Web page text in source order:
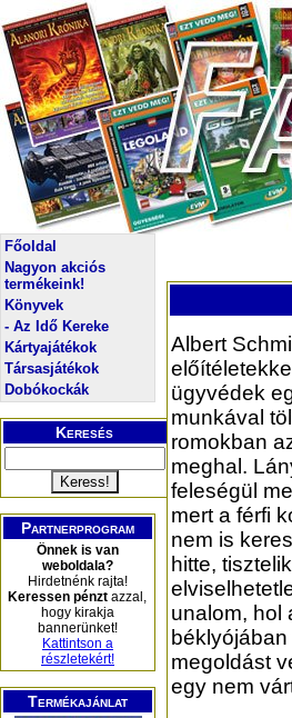
Főoldal
Nagyon akciós
termékeink!
Könyvek
- Az Idő Kereke
Kártyajátékok
Társasjátékok
Dobókockák
Keresés
Partnerprogram
Önnek is van
weboldala?
Hirdetnénk rajta!
Keressen pénzt azzal,
hogy kirakja
bannerünket!
Kattintson a
részletekért!
Termékajánlat
Albert
ügyvédek
munkával
romokban
meghal.
feleségül
mert a férfi
nem is
hitte,
unalom, hol
megoldást
egy nem